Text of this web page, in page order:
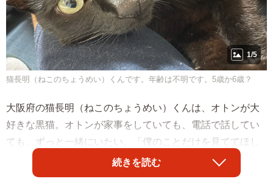
1/5
猫長明（ねこのちょうめい）くんです。年齢は不明です。5歳か6歳？
大阪府の猫長明（ねこのちょうめい）くんは、オトンが大
好きな黒猫。オトンが家事をしていても、電話で話してい
ても、ずっと一緒にいたい。「僕のことだけを見ててほし
いねん」と言わんばかりにベタベタ。
続きを読む